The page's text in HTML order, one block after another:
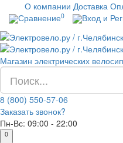
О компании Доставка
Сравнение0 Вход и
Магазин электрических
8 (800) 550-57-06
Заказать звонок?
Пн-Вс: 09:00 - 22:00
0